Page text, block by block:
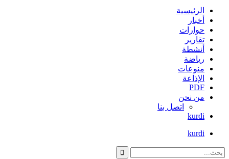
الرئيسية
أخبار
حوارات
تقارير
أنشطة
رياضة
منوعات
الإذاعة
PDF
من نحن
اتصل بنا
kurdi
kurdi